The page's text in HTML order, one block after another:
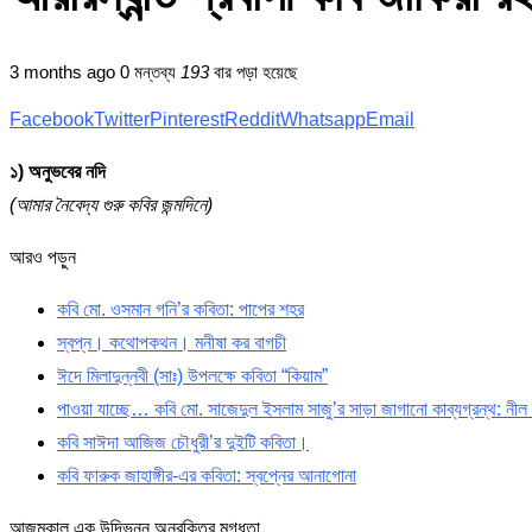
3 months ago 0 মন্তব্য 193বার পড়া হয়েছে
FacebookTwitterPinterestRedditWhatsappEmail
১) অনুভবের নদি
(আমার নৈবেদ্য গুরু কবির জন্মদিনে)
আরও পড়ুন
কবি মো. ওসমান গনি’র কবিতা: পাপের শহর
স্বপ্ন। কথোপকথন। মনীষা কর বাগচী
ঈদে মিলাদুন্নবী (সাঃ) উপলক্ষে কবিতা “কিয়াম”
পাওয়া যাচ্ছে… কবি মো. সাজেদুল ইসলাম সাজু’র সাড়া জাগানো কাব্যগ্রন্থ:
কবি সাঈদা আজিজ চৌধুরী’র দুইটি কবিতা।
কবি ফারুক জাহাঙ্গীর-এর কবিতা: স্বপ্নের আনাগোনা